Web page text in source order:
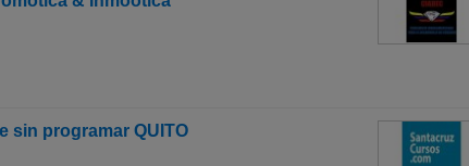
sin programar QUITO